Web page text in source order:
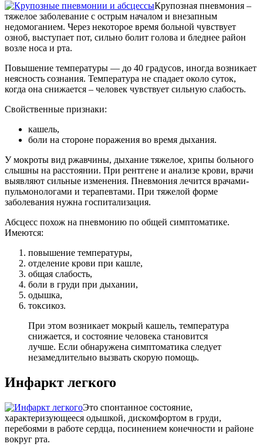
Крупозная пневмония –
тяжелое заболевание с острым началом и внезапным
недомоганием. Через некоторое время больной чувствует
озноб, выступает пот, сильно болит голова и бледнее район
возле носа и рта.
Повышение температуры — до 40 градусов, иногда возникает
неясность сознания. Температура не спадает около суток,
когда она снижается – человек чувствует сильную слабость.
Свойственные признаки:
кашель,
боли на стороне поражения во время дыхания.
У мокроты вид ржавчины, дыхание тяжелое, хрипы больного
слышны на расстоянии. При рентгене и анализе крови, врачи
выявляют сильные изменения. Пневмония лечится врачами-
пульмонологами и терапевтами. При тяжелой форме
заболевания нужна госпитализация.
Абсцесс похож на пневмонию по общей симптоматике.
Имеются:
повышение температуры,
отделение крови при кашле,
общая слабость,
боли в груди при дыхании,
одышка,
токсикоз.
При этом возникает мокрый кашель, температура
снижается, и состояние человека становится
лучше. Если обнаружена симптоматика следует
незамедлительно вызвать скорую помощь.
Инфаркт легкого
Это спонтанное состояние,
характеризующееся одышкой, дискомфортом в груди,
перебоями в работе сердца, посинением конечности и районе
вокруг рта.